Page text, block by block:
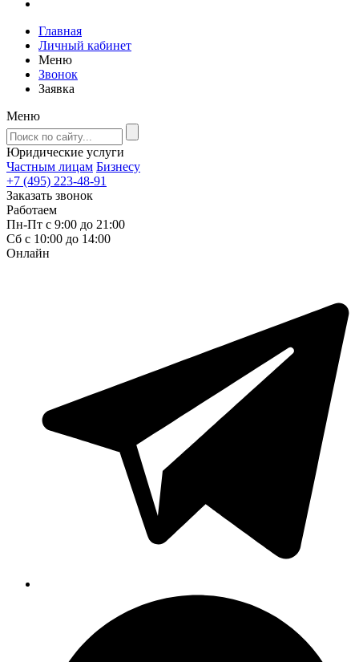
Главная
Личный кабинет
Меню
Звонок
Заявка
Меню
Юридические услуги
Частным лицам Бизнесу
+7 (495) 223-48-91
Заказать звонок
Работаем
Пн-Пт с 9:00 до 21:00
Сб с 10:00 до 14:00
Онлайн